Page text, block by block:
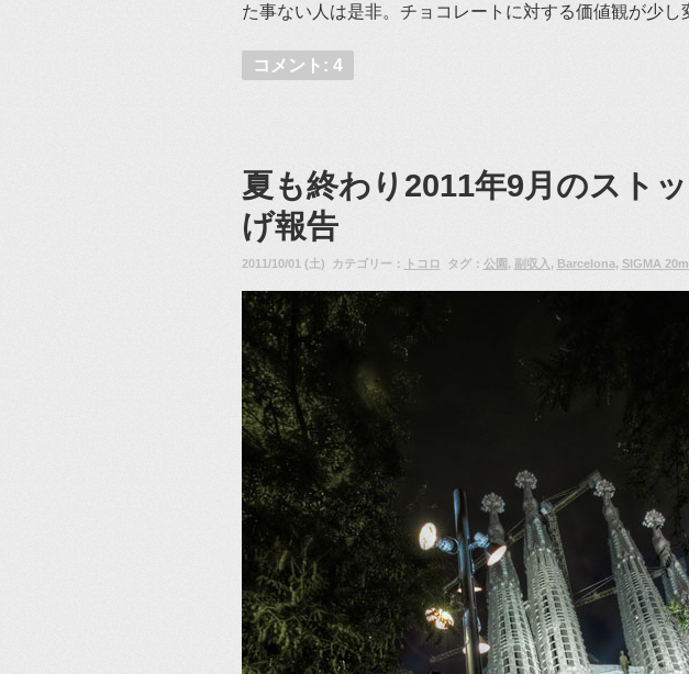
た事ない人は是非。チョコレートに対する価値観が少し
コメント: 4
夏も終わり2011年9月のスト
げ報告
2011/10/01 (土) カテゴリー： トコロ タグ： 公園 , 副収入 , Barcelona, SIGMA